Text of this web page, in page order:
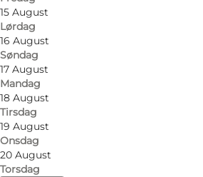
15 August
Lørdag
16 August
Søndag
17 August
Mandag
18 August
Tirsdag
19 August
Onsdag
20 August
Torsdag